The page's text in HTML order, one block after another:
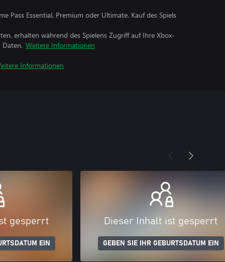
Pass Essential, Premium oder Ultimate. Kauf des Spiels
erhalten während des Spielens Zugriff auf Ihre Xbox-
Weitere Informationen
Informationen
gesperrt
EIN
Dieser Inhalt ist gesperrt
GEBEN SIE IHR GEBURTSDATUM EIN